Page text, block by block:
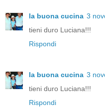
la buona cucina 3
tieni duro Luciana!!!
Rispondi
la buona cucina 3
tieni duro Luciana!!!
Rispondi